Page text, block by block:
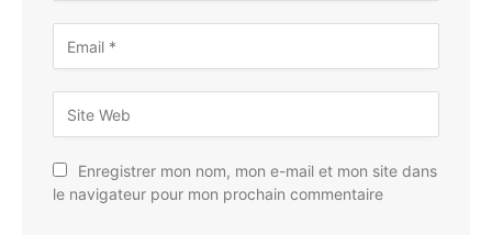
Enregistrer mon nom, mon e-mail et mon site dans
le navigateur pour mon prochain commentaire